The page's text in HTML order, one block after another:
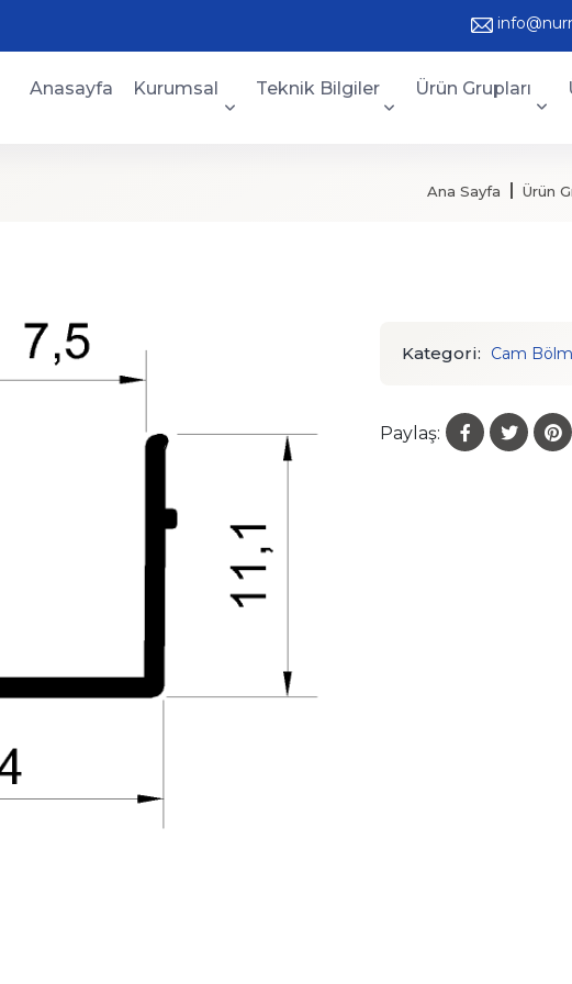
Anasayfa Kurumsal Teknik Bilgiler Ürün Grupları
Ana Sayfa Ürün
Kategori: Cam
Paylaş: